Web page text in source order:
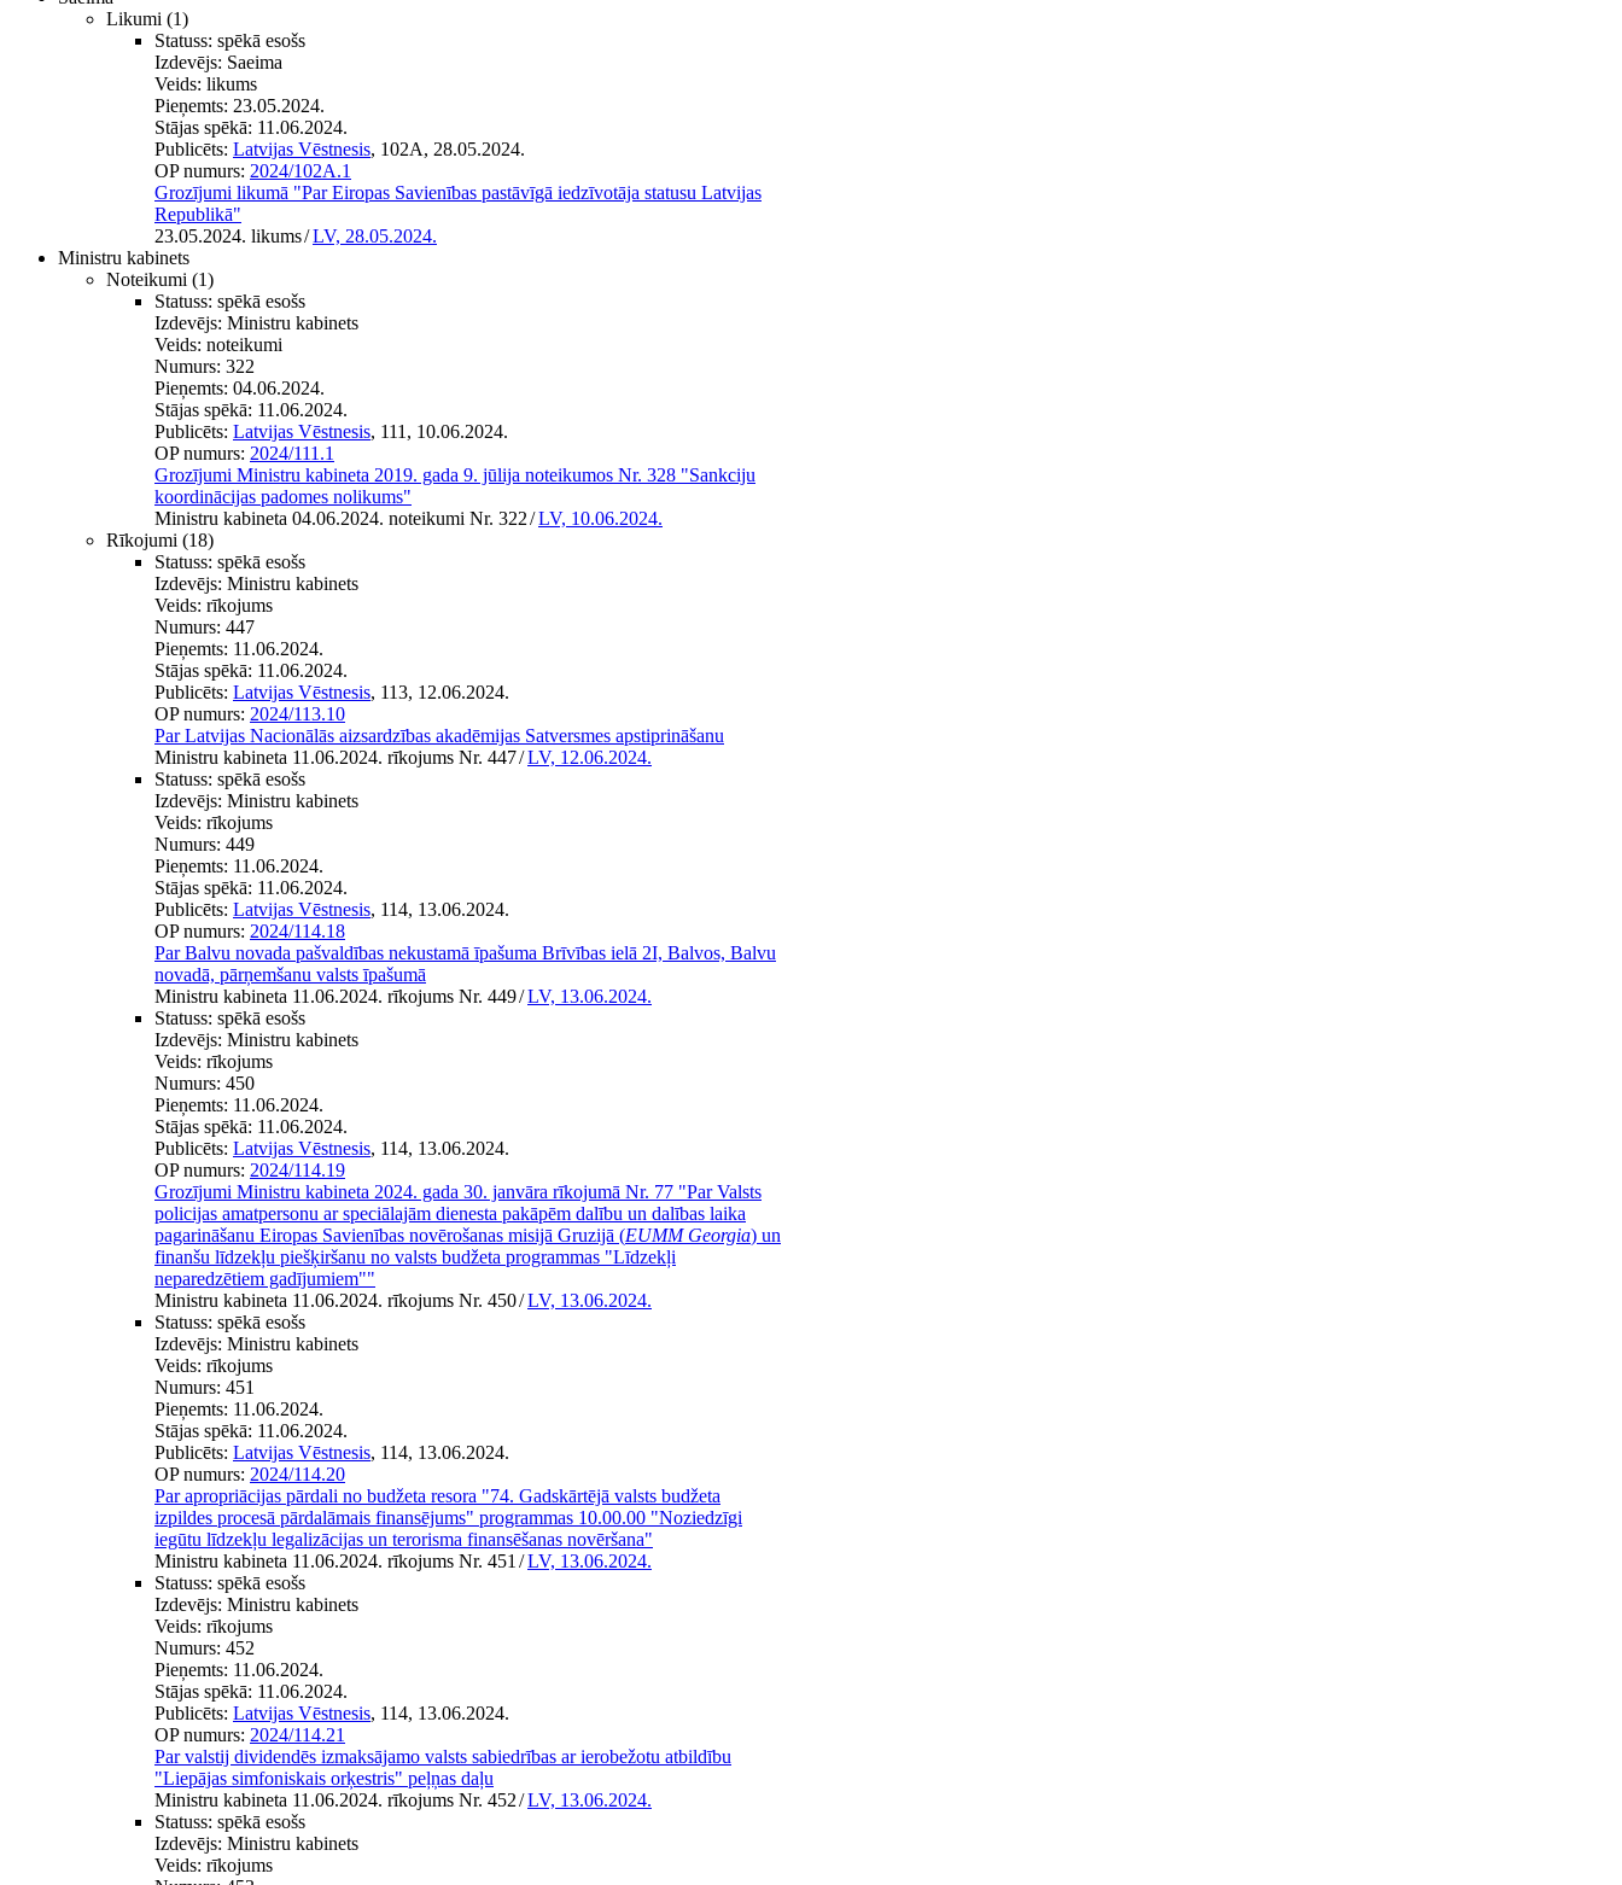
Likumi (1)
Statuss: spēkā esošs
Izdevējs: Saeima
Veids: likums
Pieņemts: 23.05.2024.
Stājas spēkā: 11.06.2024.
Publicēts: Latvijas Vēstnesis, 102A, 28.05.2024.
OP numurs: 2024/102A.1
Grozījumi likumā "Par Eiropas Savienības pastāvīgā iedzīvotāja statusu Latvijas
Republikā"
23.05.2024. likums/LV, 28.05.2024.
Ministru kabinets
Noteikumi (1)
Statuss: spēkā esošs
Izdevējs: Ministru kabinets
Veids: noteikumi
Numurs: 322
Pieņemts: 04.06.2024.
Stājas spēkā: 11.06.2024.
Publicēts: Latvijas Vēstnesis, 111, 10.06.2024.
OP numurs: 2024/111.1
Grozījumi Ministru kabineta 2019. gada 9. jūlija noteikumos Nr. 328 "Sankciju
koordinācijas padomes nolikums"
Ministru kabineta 04.06.2024. noteikumi Nr. 322/LV, 10.06.2024.
Rīkojumi (18)
Statuss: spēkā esošs
Izdevējs: Ministru kabinets
Veids: rīkojums
Numurs: 447
Pieņemts: 11.06.2024.
Stājas spēkā: 11.06.2024.
Publicēts: Latvijas Vēstnesis, 113, 12.06.2024.
OP numurs: 2024/113.10
Par Latvijas Nacionālās aizsardzības akadēmijas Satversmes apstiprināšanu
Ministru kabineta 11.06.2024. rīkojums Nr. 447/LV, 12.06.2024.
Statuss: spēkā esošs
Izdevējs: Ministru kabinets
Veids: rīkojums
Numurs: 449
Pieņemts: 11.06.2024.
Stājas spēkā: 11.06.2024.
Publicēts: Latvijas Vēstnesis, 114, 13.06.2024.
OP numurs: 2024/114.18
Par Balvu novada pašvaldības nekustamā īpašuma Brīvības ielā 2I, Balvos, Balvu
novadā, pārņemšanu valsts īpašumā
Ministru kabineta 11.06.2024. rīkojums Nr. 449/LV, 13.06.2024.
Statuss: spēkā esošs
Izdevējs: Ministru kabinets
Veids: rīkojums
Numurs: 450
Pieņemts: 11.06.2024.
Stājas spēkā: 11.06.2024.
Publicēts: Latvijas Vēstnesis, 114, 13.06.2024.
OP numurs: 2024/114.19
Grozījumi Ministru kabineta 2024. gada 30. janvāra rīkojumā Nr. 77 "Par Valsts
policijas amatpersonu ar speciālajām dienesta pakāpēm dalību un dalības laika
pagarināšanu Eiropas Savienības novērošanas misijā Gruzijā (EUMM Georgia) un
finanšu līdzekļu piešķiršanu no valsts budžeta programmas "Līdzekļi
neparedzētiem gadījumiem""
Ministru kabineta 11.06.2024. rīkojums Nr. 450/LV, 13.06.2024.
Statuss: spēkā esošs
Izdevējs: Ministru kabinets
Veids: rīkojums
Numurs: 451
Pieņemts: 11.06.2024.
Stājas spēkā: 11.06.2024.
Publicēts: Latvijas Vēstnesis, 114, 13.06.2024.
OP numurs: 2024/114.20
Par apropriācijas pārdali no budžeta resora "74. Gadskārtējā valsts budžeta
izpildes procesā pārdalāmais finansējums" programmas 10.00.00 "Noziedzīgi
iegūtu līdzekļu legalizācijas un terorisma finansēšanas novēršana"
Ministru kabineta 11.06.2024. rīkojums Nr. 451 /LV, 13.06.2024.
Statuss: spēkā esošs
Izdevējs: Ministru kabinets
Veids: rīkojums
Numurs: 452
Pieņemts: 11.06.2024.
Stājas spēkā: 11.06.2024.
Publicēts: Latvijas Vēstnesis, 114, 13.06.2024.
OP numurs: 2024/114.21
Par valstij dividendēs izmaksājamo valsts sabiedrības ar ierobežotu atbildību
"Liepājas simfoniskais orķestris" peļņas daļu
Ministru kabineta 11.06.2024. rīkojums Nr. 452/LV, 13.06.2024.
Statuss: spēkā esošs
Izdevējs: Ministru kabinets
Veids: rīkojums